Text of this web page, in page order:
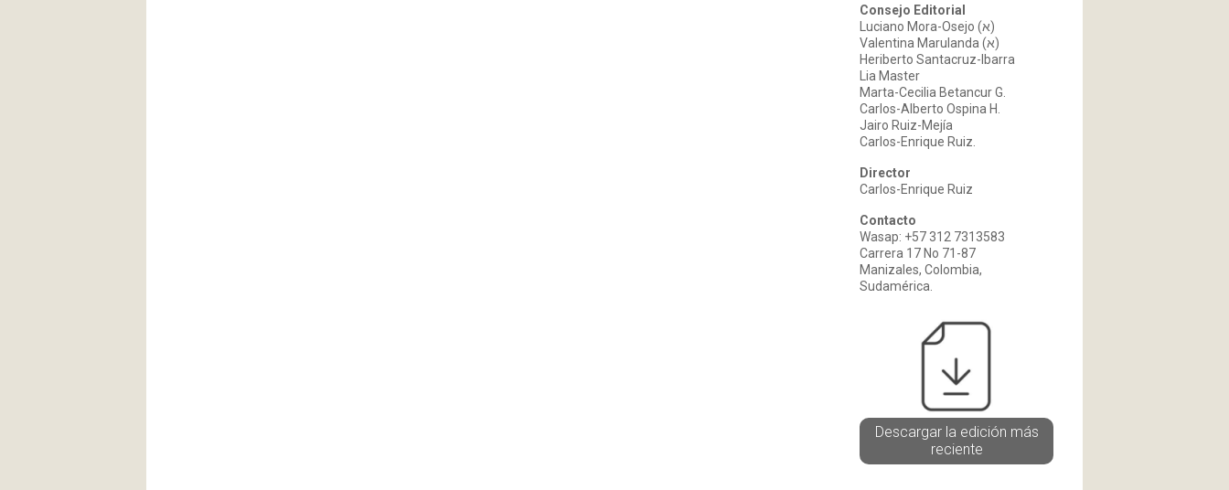
Consejo Editorial
Luciano Mora-Osejo (א)
Valentina Marulanda (א)
Heriberto Santacruz-Ibarra
Lia Master
Marta-Cecilia Betancur G.
Carlos-Alberto Ospina H.
Jairo Ruiz-Mejía
Carlos-Enrique Ruiz.
Director
Carlos-Enrique Ruiz
Contacto
Wasap: +57 312 7313583
Carrera 17 No 71-87
Manizales, Colombia,
Sudamérica.
Descargar la edición más
reciente